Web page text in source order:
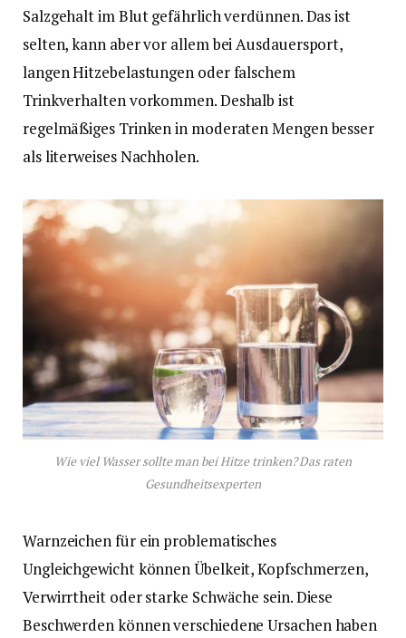
Salzgehalt im Blut gefährlich verdünnen. Das ist
selten, kann aber vor allem bei Ausdauersport,
langen Hitzebelastungen oder falschem
Trinkverhalten vorkommen. Deshalb ist
regelmäßiges Trinken in moderaten Mengen besser
als literweises Nachholen.
Wie viel Wasser sollte man bei Hitze trinken? Das raten
Gesundheitsexperten
Warnzeichen für ein problematisches
Ungleichgewicht können Übelkeit, Kopfschmerzen,
Verwirrtheit oder starke Schwäche sein. Diese
Beschwerden können verschiedene Ursachen haben